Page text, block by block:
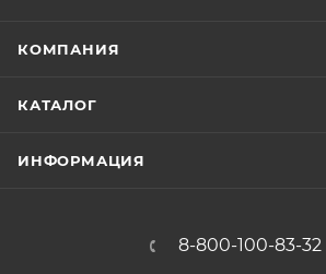
КОМПАНИЯ
КАТАЛОГ
ИНФОРМАЦИЯ
8-800-100-83-32